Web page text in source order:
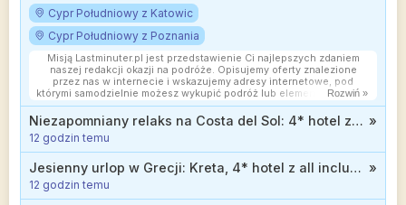
Cypr Południowy z Katowic
Cypr Południowy z Poznania
Misją Lastminuter.pl jest przedstawienie Ci najlepszych zdaniem
naszej redakcji okazji na podróże. Opisujemy oferty znalezione
przez nas w internecie i wskazujemy adresy internetowe, pod
którymi samodzielnie możesz wykupić podróż lub elementy podróży.
Ceny w artykułach są aktualne w chwili publikacji. Możemy
otrzymywać wynagrodzenie od partnerów handlowych, do których
Cię przekierowujemy. Nie ma to wpływu na cenę Twojej wycieczki.
Rozwiń »
Niezapomniany relaks na Costa del Sol: 4* hotel z wyżywieniem od 2399 zł »
12 godzin temu
Jesienny urlop w Grecji: Kreta, 4* hotel z all inclusive blisko plaży od 1819 zł »
12 godzin temu